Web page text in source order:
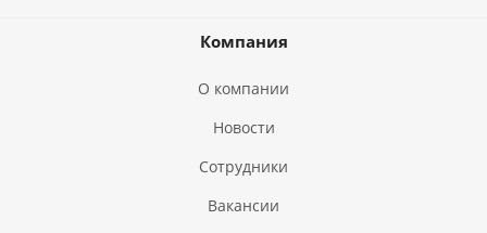
Компания
О компании
Новости
Сотрудники
Вакансии